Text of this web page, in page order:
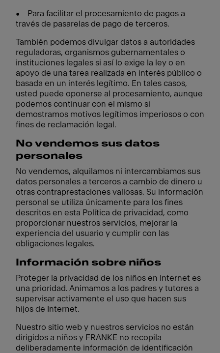
• Para facilitar el procesamiento de pagos a
través de pasarelas de pago de terceros.
También podemos divulgar datos a autoridades
reguladoras, organismos gubernamentales o
instituciones legales si así lo exige la ley o en
apoyo de una tarea realizada en interés público o
basada en un interés legítimo. En tales casos,
usted puede oponerse al procesamiento, aunque
podemos continuar con el mismo si
demostramos motivos legítimos imperiosos o con
fines de reclamación legal.
No vendemos sus datos
personales
No vendemos, alquilamos ni intercambiamos sus
datos personales a terceros a cambio de dinero u
otras contraprestaciones valiosas. Su información
personal se utiliza únicamente para los fines
descritos en esta Política de privacidad, como
proporcionar nuestros servicios, mejorar la
experiencia del usuario y cumplir con las
obligaciones legales.
Información sobre niños
Proteger la privacidad de los niños en Internet es
una prioridad. Animamos a los padres y tutores a
supervisar activamente el uso que hacen sus
hijos de Internet.
Nuestro sitio web y nuestros servicios no están
dirigidos a niños y FRANKE no recopila
deliberadamente información de identificación